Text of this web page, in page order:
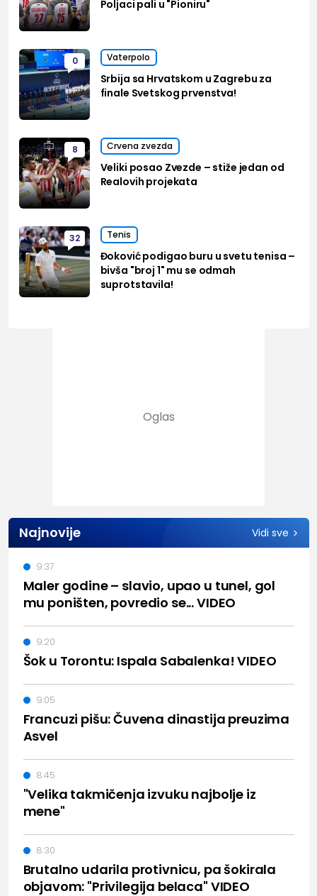
Poljaci pali u "Pioniru"
0 Vaterpolo
Srbija sa Hrvatskom u Zagrebu za
finale Svetskog prvenstva!
8 Crvena zvezda
Veliki posao Zvezde – stiže jedan od
Realovih projekata
32 Tenis
Đoković podigao buru u svetu tenisa –
bivša "broj 1" mu se odmah
suprotstavila!
Najnovije Vidi sve
Maler godine – slavio, upao u tunel, gol
mu poništen, povredio se... VIDEO
9:37
Šok u Torontu: Ispala Sabalenka! VIDEO
9:20
Francuzi pišu: Čuvena dinastija preuzima
Asvel
9:05
"Velika takmičenja izvuku najbolje iz
mene"
8:45
Brutalno udarila protivnicu, pa šokirala
objavom: "Privilegija belaca" VIDEO
8:30